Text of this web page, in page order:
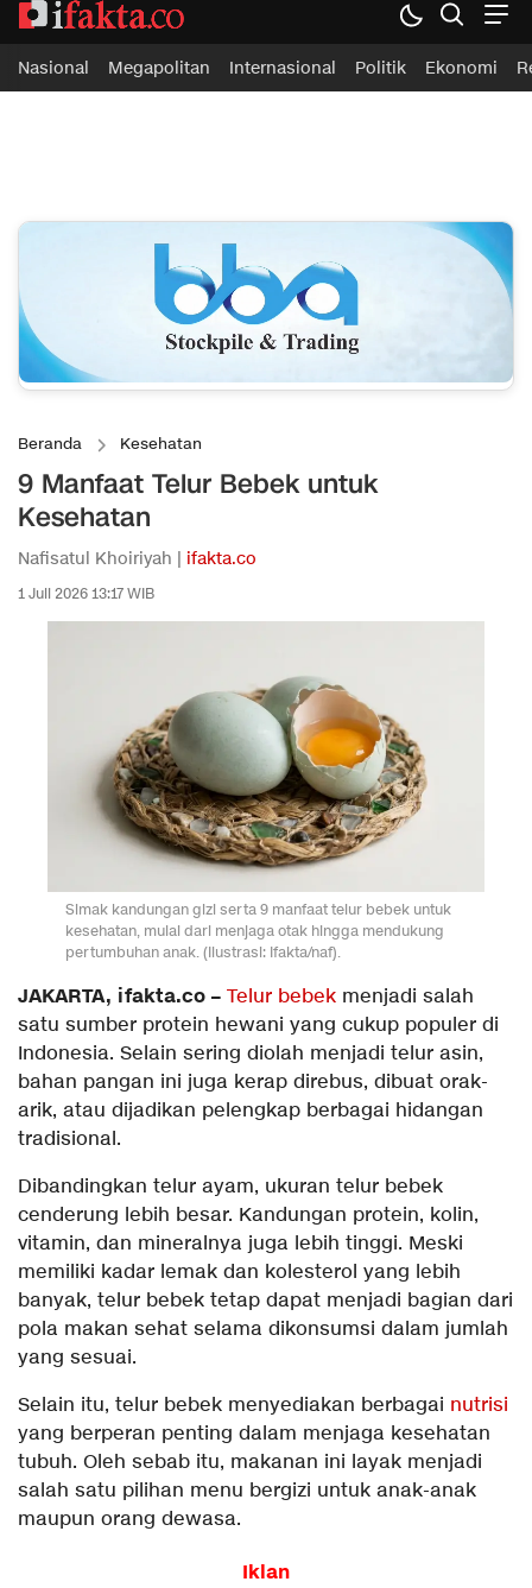
Nasional Megapolitan Internasional Politik Ekonomi
Beranda Kesehatan
9 Manfaat Telur Bebek untuk
Kesehatan
Nafisatul Khoiriyah | ifakta.co
1 Juli 2026 13:17 WIB
Simak kandungan gizi serta 9 manfaat telur bebek untuk
kesehatan, mulai dari menjaga otak hingga mendukung
pertumbuhan anak. (Ilustrasi: Ifakta/naf).
JAKARTA, ifakta.co – Telur bebek menjadi salah
satu sumber protein hewani yang cukup populer di
Indonesia. Selain sering diolah menjadi telur asin,
bahan pangan ini juga kerap direbus, dibuat orak-
arik, atau dijadikan pelengkap berbagai hidangan
tradisional.
Dibandingkan telur ayam, ukuran telur bebek
cenderung lebih besar. Kandungan protein, kolin,
vitamin, dan mineralnya juga lebih tinggi. Meski
memiliki kadar lemak dan kolesterol yang lebih
banyak, telur bebek tetap dapat menjadi bagian dari
pola makan sehat selama dikonsumsi dalam jumlah
yang sesuai.
Selain itu, telur bebek menyediakan berbagai nutrisi
yang berperan penting dalam menjaga kesehatan
tubuh. Oleh sebab itu, makanan ini layak menjadi
salah satu pilihan menu bergizi untuk anak-anak
maupun orang dewasa.
Iklan